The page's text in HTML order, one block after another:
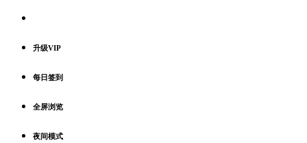
升级VIP
每日签到
全屏浏览
夜间模式